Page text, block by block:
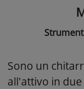
Sono un
all'attivo in